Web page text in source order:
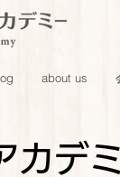
about us
カデ